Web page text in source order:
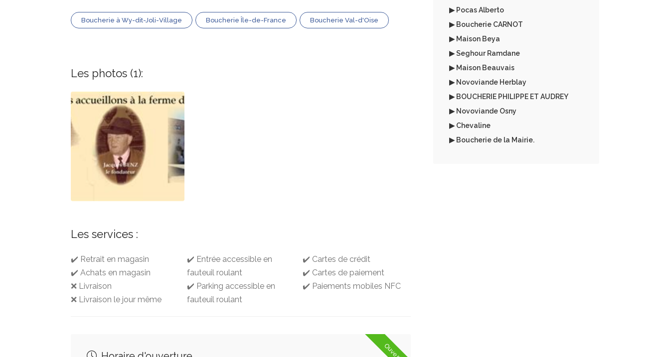
Boucherie à Wy-dit-Joli-Village Boucherie Île-de-France Boucherie Val-d'Oise
Les photos (1):
Les services :
✔️ Retrait en magasin
✔️ Achats en magasin
❌ Livraison
❌ Livraison le jour même
✔️ Entrée accessible en
fauteuil roulant
✔️ Parking accessible en
fauteuil roulant
✔️ Cartes de crédit
✔️ Cartes de paiement
✔️ Paiements mobiles NFC
Ouvert
▶ Pocas Alberto
▶ Boucherie CARNOT
▶ Maison Beya
▶ Seghour Ramdane
▶ Maison Beauvais
▶ Novoviande Herblay
▶ BOUCHERIE PHILIPPE ET AUDREY
▶ Novoviande Osny
▶ Chevaline
▶ Boucherie de la Mairie.